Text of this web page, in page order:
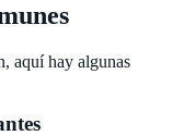
aquí hay algunas